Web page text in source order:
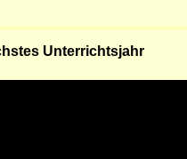
Unterrichtsjahr